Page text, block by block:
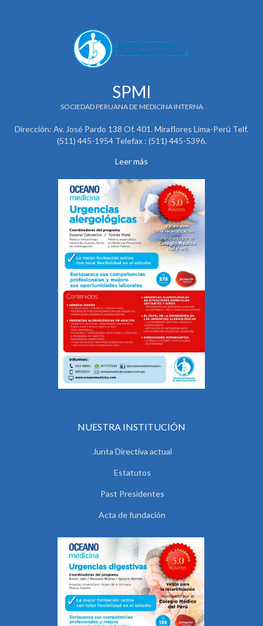
SPMI
SOCIEDAD PERUANA DE MEDICINA INTERNA
Dirección: Av. José Pardo 138 Of. 401. Miraflores Lima-Perú Telf.
(511) 445-1954 Telefax : (511) 445-5396.
Leer más
NUESTRA INSTITUCIÓN
Junta Directiva actual
Estatutos
Past Presidentes
Acta de fundación